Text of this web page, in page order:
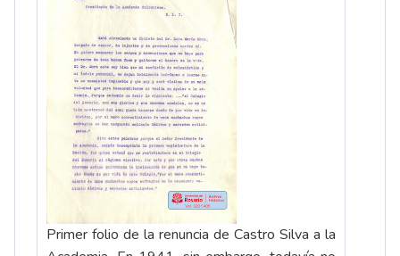
Primer folio de la renuncia de Castro Silva a la